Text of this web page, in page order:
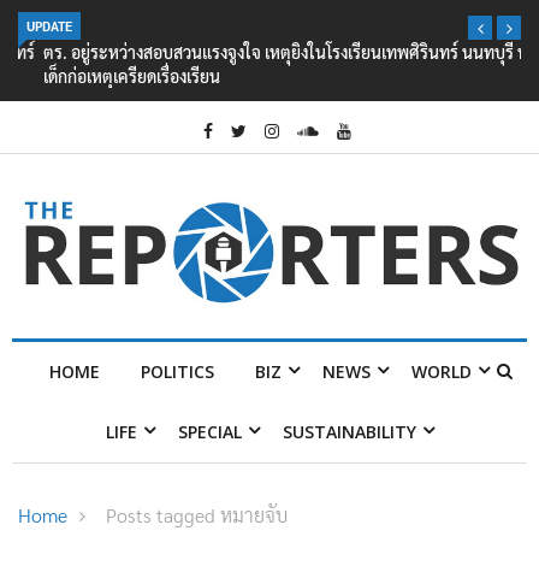
UPDATE
ตร. อยู่ระหว่างสอบสวนแรงจูงใจ เหตุยิงในโรงเรียนเทพศิรินทร์ นนทบุรี พบ
เด็กก่อเหตุเครียดเรื่องเรียน
HOME POLITICS BIZ NEWS WORLD
LIFE SPECIAL SUSTAINABILITY
Home Posts tagged หมายจับ